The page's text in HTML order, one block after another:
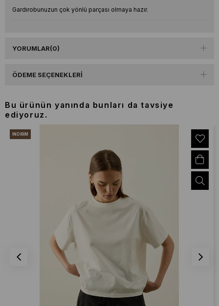
Gardırobunuzun çok yönlü parçası olmaya hazır.
YORUMLAR(0)
ÖDEME SEÇENEKLERI
Bu ürünün yanında bunları da tavsiye
ediyoruz.
İNDIRIM